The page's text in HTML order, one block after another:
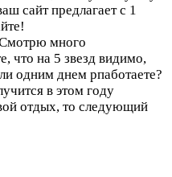
сайт предлагает с 1
много
что на 5 звезд видимо,
одним днем рпаботаете?
в этом году
отдых, то следующий